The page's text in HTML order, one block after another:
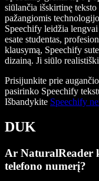
siūlančia išskirtinę
pažangiomis
Speechify leidžia
esate studentas,
klausymą, Speechify
dizainą. Ji siūlo
Prisijunkite prie
pasirinko Speechify
Išbandykite Speechify
DUK
Ar NaturalReader
telefono numerį?